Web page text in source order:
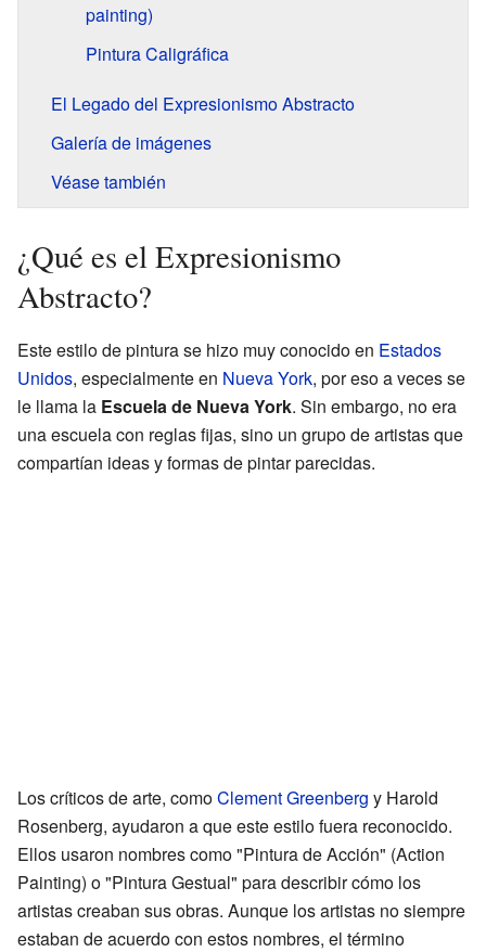
painting)
Pintura Caligráfica
El Legado del Expresionismo Abstracto
Galería de imágenes
Véase también
¿Qué es el Expresionismo
Abstracto?
Este estilo de pintura se hizo muy conocido en Estados
Unidos, especialmente en Nueva York, por eso a veces se
le llama la Escuela de Nueva York. Sin embargo, no era
una escuela con reglas fijas, sino un grupo de artistas que
compartían ideas y formas de pintar parecidas.
Los críticos de arte, comoClement Greenberg y Harold
Rosenberg, ayudaron a que este estilo fuera reconocido.
Ellos usaron nombres como "Pintura de Acción" (Action
Painting) o "Pintura Gestual" para describir cómo los
artistas creaban sus obras. Aunque los artistas no siempre
estaban de acuerdo con estos nombres, el término